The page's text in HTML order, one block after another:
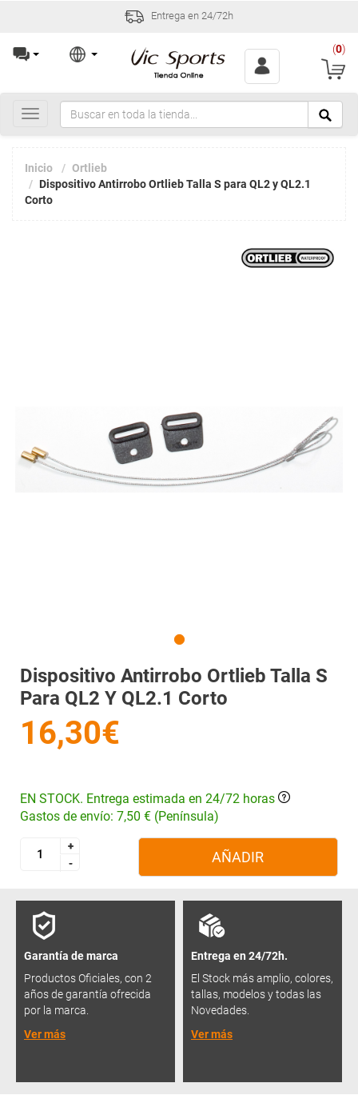
Entrega en 24/72h
(0)
Toggle
navigation
Inicio
Ortlieb
Dispositivo Antirrobo Ortlieb Talla S para QL2 y QL2.1
Corto
Dispositivo Antirrobo Ortlieb Talla S
Para QL2 Y QL2.1 Corto
16,30€
EN STOCK. Entrega estimada en 24/72 horas
Gastos de envío: 7,50 € (Península)
+
-
+
-
AÑADIR
Garantía de marca
Productos Oficiales, con 2
años de garantía ofrecida
por la marca.
Ver más
Entrega en 24/72h.
El Stock más amplio, colores,
tallas, modelos y todas las
Novedades.
Ver más